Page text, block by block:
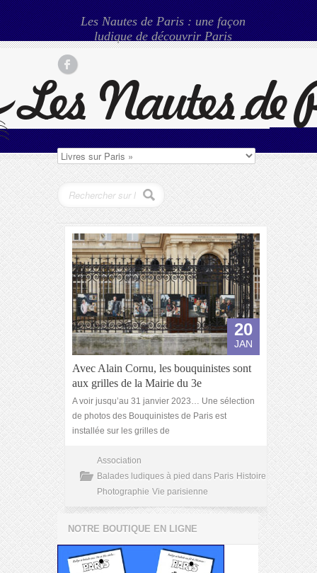
Les Nautes de Paris : une façon
ludique de découvrir Paris
20
JAN
Avec Alain Cornu, les bouquinistes sont
aux grilles de la Mairie du 3e
A voir jusqu’au 31 janvier 2023… Une sélection
de photos des Bouquinistes de Paris est
installée sur les grilles de
Association
Balades ludiques à pied dans Paris Histoire
Photographie Vie parisienne
NOTRE BOUTIQUE EN LIGNE